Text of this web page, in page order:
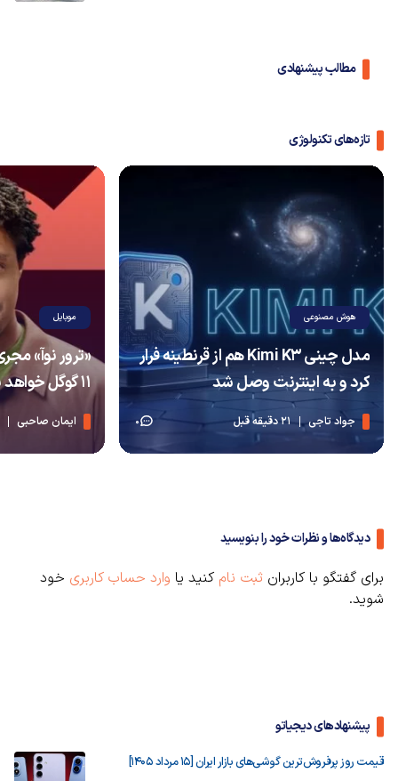
مطالب پیشنهادی
تازه‌های تکنولوژی
هوش مصنوعی
مدل چینی Kimi K3 هم از قرنطینه فرار
کرد و به اینترنت وصل شد
جواد تاجی 21 دقیقه قبل 0
موبایل
«ترور نوآ»
۱۱ گوگل خواهد بود
ایمان صاحبی
دیدگاه‌ها و نظرات خود را بنویسید
برای گفتگو با کاربران ثبت نام کنید یا وارد حساب کاربری خود
شوید.
پیشنهادهای دیجیاتو
قیمت روز پرفروش‌ترین گوشی‌های بازار ایران [15 مرداد 1405]